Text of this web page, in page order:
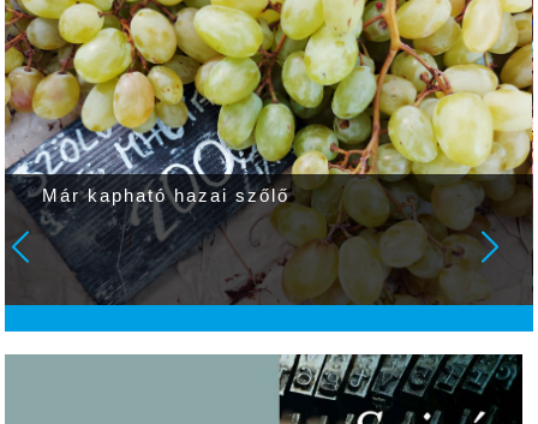
kapható hazai szőlő